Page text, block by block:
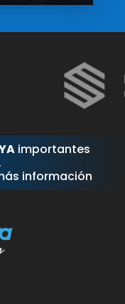
importantes
información